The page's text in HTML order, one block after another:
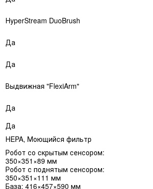
HyperStream DuoBrush
Да
Да
Выдвижная "FlexiArm"
Да
Да
HEPA, Моющийся фильтр
Робот со скрытым сенсором:
350×351×89 мм
Робот с поднятым сенсором:
350×351×111 мм
База: 416×457×590 мм